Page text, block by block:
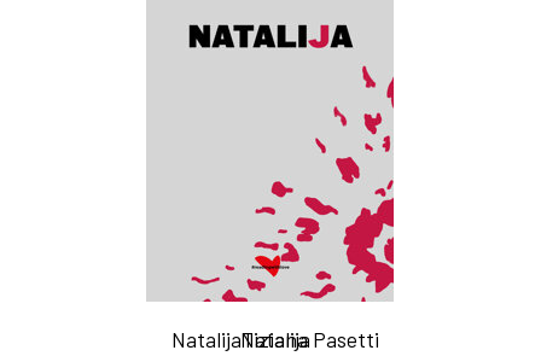
NatalijaTiziana Pasetti
Natalija